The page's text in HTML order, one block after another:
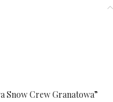
Snow Crew Granatowa”